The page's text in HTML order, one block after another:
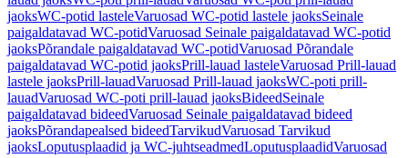
jaoksWC-potid lasteleVaruosad WC-potid lastele jaoksSeinale
paigaldatavad WC-potidVaruosad Seinale paigaldatavad WC-potid
jaoksPõrandale paigaldatavad WC-potidVaruosad Põrandale
paigaldatavad WC-potid jaoksPrill-lauad lasteleVaruosad Prill-lauad
lastele jaoksPrill-lauadVaruosad Prill-lauad jaoksWC-poti prill-
lauadVaruosad WC-poti prill-lauad jaoksBideedSeinale
paigaldatavad bideedVaruosad Seinale paigaldatavad bideed
jaoksPõrandapealsed bideedTarvikudVaruosad Tarvikud
jaoksLoputusplaadid ja WC-juhtseadmedLoputusplaadidVaruosad